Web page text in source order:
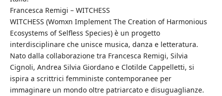
Francesca Remigi – WITCHESS
WITCHESS (Womxn Implement The Creation of Harmonious
Ecosystems of Selfless Species) è un progetto
interdisciplinare che unisce musica, danza e letteratura.
Nato dalla collaborazione tra Francesca Remigi, Silvia
Cignoli, Andrea Silvia Giordano e Clotilde Cappelletti, si
ispira a scrittrici femministe contemporanee per
immaginare un mondo oltre patriarcato e disuguaglianze.